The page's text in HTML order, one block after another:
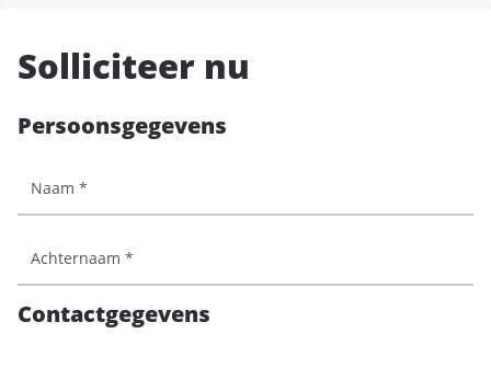
Solliciteer nu
Persoonsgegevens
Contactgegevens